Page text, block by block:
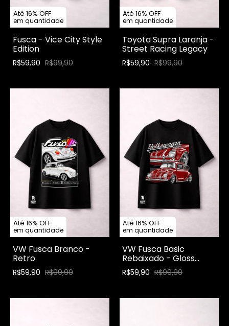
Até 16% OFF
em quantidade
Fusca - Vice City Style
Edition
R$59,90 R$99,90
Até 16% OFF
em quantidade
Toyota Supra Laranja -
Street Racing Legacy
R$59,90 R$99,90
Até 16% OFF
em quantidade
VW Fusca Branco -
Retro
R$59,90 R$99,90
Até 16% OFF
em quantidade
VW Fusca Basic
Rebaixado - Gloss
Edition
R$59,90 R$99,90